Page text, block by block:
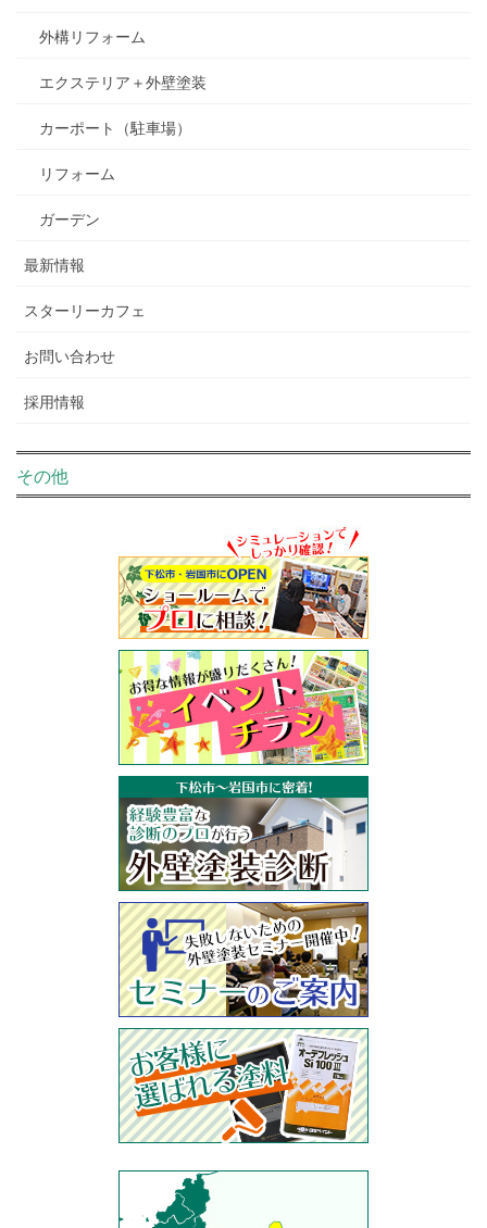
外構リフォーム
エクステリア＋外壁塗装
カーポート（駐車場）
リフォーム
ガーデン
最新情報
スターリーカフェ
お問い合わせ
採用情報
その他